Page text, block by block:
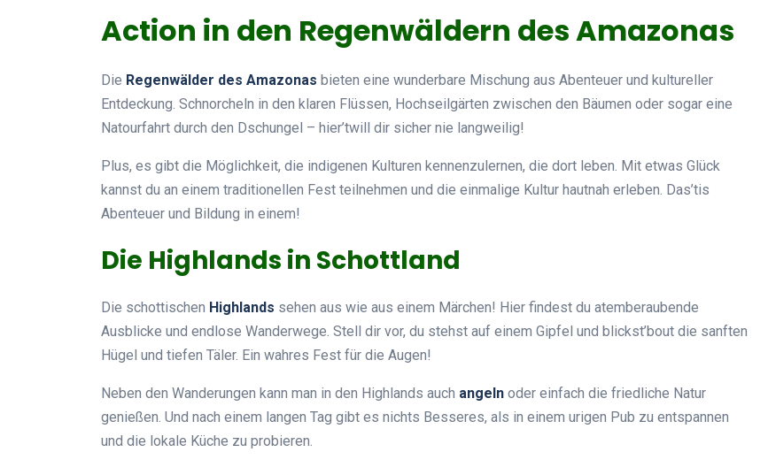
Action in den Regenwäldern des Amazonas
Die Regenwälder des Amazonas bieten eine wunderbare Mischung aus Abenteuer und kultureller
Entdeckung. Schnorcheln in den klaren Flüssen, Hochseilgärten zwischen den Bäumen oder sogar eine
Natourfahrt durch den Dschungel – hier’twill dir sicher nie langweilig!
Plus, es gibt die Möglichkeit, die indigenen Kulturen kennenzulernen, die dort leben. Mit etwas Glück
kannst du an einem traditionellen Fest teilnehmen und die einmalige Kultur hautnah erleben. Das’tis
Abenteuer und Bildung in einem!
Die Highlands in Schottland
Die schottischen Highlands sehen aus wie aus einem Märchen! Hier findest du atemberaubende
Ausblicke und endlose Wanderwege. Stell dir vor, du stehst auf einem Gipfel und blickst’bout die sanften
Hügel und tiefen Täler. Ein wahres Fest für die Augen!
Neben den Wanderungen kann man in den Highlands auch angeln oder einfach die friedliche Natur
genießen. Und nach einem langen Tag gibt es nichts Besseres, als in einem urigen Pub zu entspannen
und die lokale Küche zu probieren.
Tipps und Tricks zur
effektiven Nutzung deines